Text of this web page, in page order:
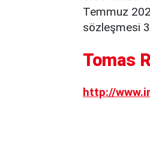
Temmuz
sözleşmesi
Tomas
http://